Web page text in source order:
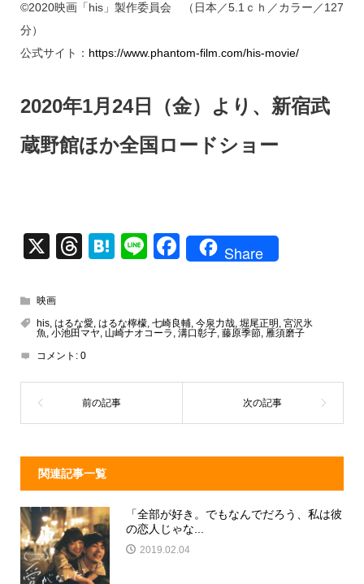
©2020映画「his」製作委員会 （日本／5.1ｃｈ／カラー／127
分）
公式サイト： https://www.phantom-film.com/his-movie/
2020年1月24日（金）より、新宿武
蔵野館ほか全国ロードショー
X
T
a
d
s
H
n
Li
F
e
o
k
Share
映画
his, はるな愛, はるな檸檬, 七崎良輔, 今泉力哉, 堀尾正明 , 宮沢氷
魚, 小池田マヤ, 山崎ナオコーラ , 溝口彰子, 藤原季節, 雁須磨子
コメント: 0
関連記事一覧
「全部が好き。でもなんでだろう、私は彼
の恋人じゃな...
2019.02.04